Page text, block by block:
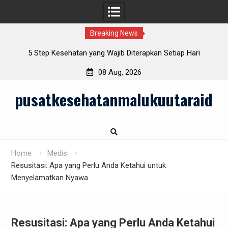
Breaking News
5 Step Kesehatan yang Wajib Diterapkan Setiap Hari
08 Aug, 2026
contentpusatkesehatanmalukuutaraid
Home
Medis
Resusitasi: Apa yang Perlu Anda Ketahui untuk
Menyelamatkan Nyawa
Resusitasi: Apa yang Perlu Anda Ketahui